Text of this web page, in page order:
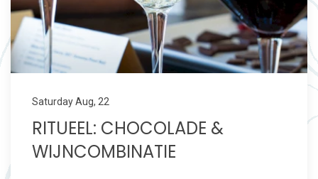
Saturday Aug, 22
RITUEEL: CHOCOLADE &
WIJNCOMBINATIE